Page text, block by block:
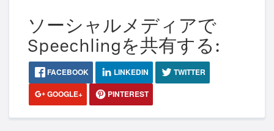
ソーシャルメディアで
Speechlingを共有する:
FACEBOOK LINKEDIN
TWITTER
GOOGLE+
PINTEREST